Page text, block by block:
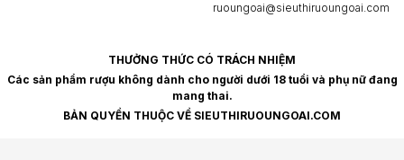
ruoungoai@sieuthiruoungoai.com
THƯỞNG THỨC CÓ TRÁCH NHIỆM
Các sản phẩm rượu không dành cho người dưới 18 tuổi và phụ nữ đang
mang thai.
BẢN QUYỀN THUỘC VỀ SIEUTHIRUOUNGOAI.COM